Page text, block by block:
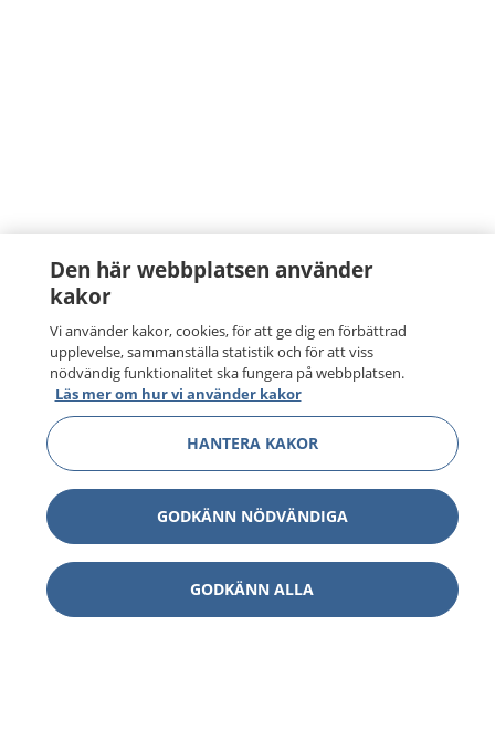
Den här webbplatsen använder
kakor
Vi använder kakor, cookies, för att ge dig en förbättrad
upplevelse, sammanställa statistik och för att viss
nödvändig funktionalitet ska fungera på webbplatsen.
Läs mer om hur vi använder kakor
HANTERA KAKOR
GODKÄNN NÖDVÄNDIGA
GODKÄNN ALLA